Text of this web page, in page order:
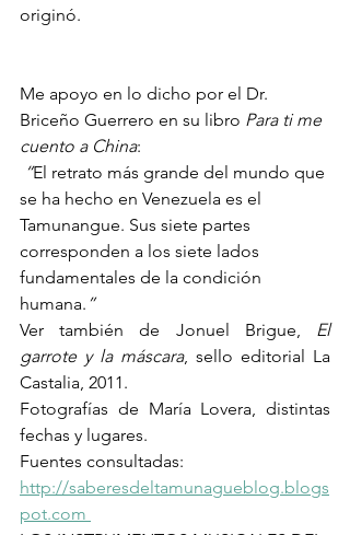
originó.
Me apoyo en lo dicho por el Dr.
Briceño Guerrero en su libro Para ti me
cuento a China:
“El retrato más grande del mundo que
se ha hecho en Venezuela es el
Tamunangue. Sus siete partes
corresponden a los siete lados
fundamentales de la condición
humana. ”
Ver también de Jonuel Brigue,
El
garrote y la máscara, sello editorial La
Castalia, 2011.
Fotografías de María Lovera, distintas
fechas y lugares.
Fuentes consultadas:
http://saberesdeltamunagueblog.blogs
pot.com